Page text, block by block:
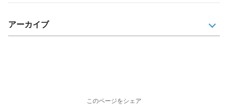
アーカイブ
このページをシェア